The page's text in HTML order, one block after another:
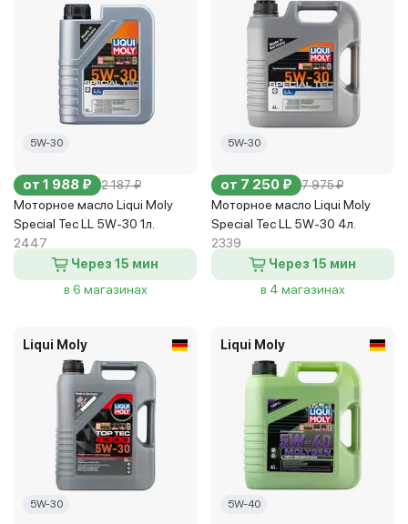
5W-30
от 1 988 ₽ 2 187 ₽
Моторное масло Liqui Moly
Special Tec LL 5W-30 1л.
2447
Через 15 мин
в 6 магазинах
5W-30
от 7 250 ₽ 7 975 ₽
Моторное масло Liqui Moly
Special Tec LL 5W-30 4л.
2339
Через 15 мин
в 4 магазинах
Liqui Moly
5W-30
Liqui Moly
5W-40